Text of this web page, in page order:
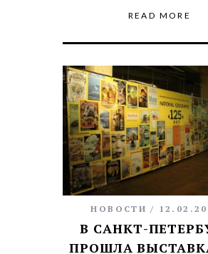
READ MORE
НОВОСТИ
В САНКТ-
ПРОШЛА